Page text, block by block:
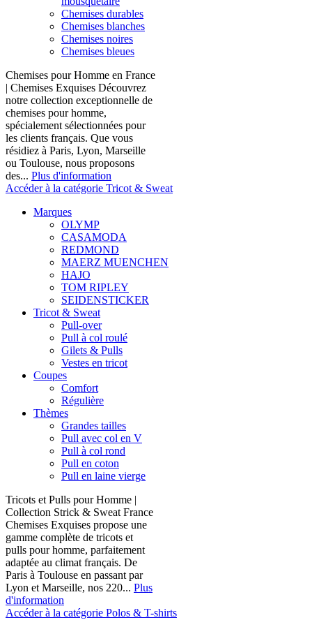
Chemises durables
Chemises blanches
Chemises noires
Chemises bleues
Chemises pour Homme en France
| Chemises Exquises Découvrez
notre collection exceptionnelle de
chemises pour homme,
spécialement sélectionnées pour
les clients français. Que vous
résidiez à Paris, Lyon, Marseille
ou Toulouse, nous proposons
des... Plus d'information
Accéder à la catégorie Tricot & Sweat
Marques
OLYMP
CASAMODA
REDMOND
MAERZ MUENCHEN
HAJO
TOM RIPLEY
SEIDENSTICKER
Tricot & Sweat
Pull-over
Pull à col roulé
Gilets & Pulls
Vestes en tricot
Coupes
Comfort
Régulière
Thèmes
Grandes tailles
Pull avec col en V
Pull à col rond
Pull en coton
Pull en laine vierge
Tricots et Pulls pour Homme |
Collection Strick & Sweat France
Chemises Exquises propose une
gamme complète de tricots et
pulls pour homme, parfaitement
adaptée au climat français. De
Paris à Toulouse en passant par
Lyon et Marseille, nos 220... Plus
d'information
Accéder à la catégorie Polos & T-shirts